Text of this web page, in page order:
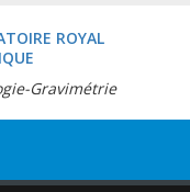
ROYAL
Gravimétrie